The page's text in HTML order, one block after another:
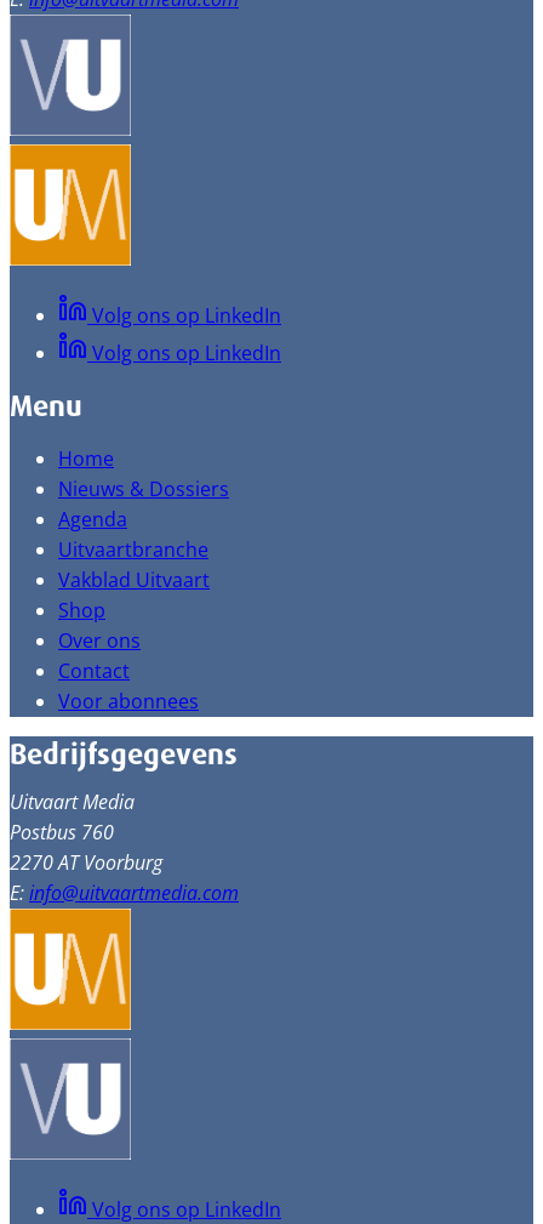
Volg ons op LinkedIn
Volg ons op LinkedIn
Menu
Home
Nieuws & Dossiers
Agenda
Uitvaartbranche
Vakblad Uitvaart
Shop
Over ons
Contact
Voor abonnees
Bedrijfsgegevens
Uitvaart Media
Postbus 760
2270 AT Voorburg
E:info@uitvaartmedia.com
Volg ons op LinkedIn